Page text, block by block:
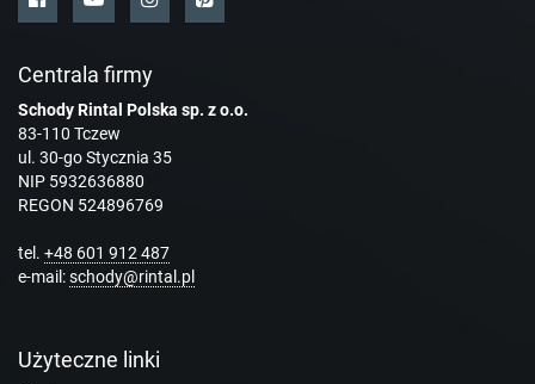
Centrala firmy
Schody Rintal Polska sp. z o.o.
83-110 Tczew
ul. 30-go Stycznia 35
NIP 5932636880
REGON 524896769
tel. +48 601 912 487
e-mail:schody@rintal.pl
Użyteczne linki